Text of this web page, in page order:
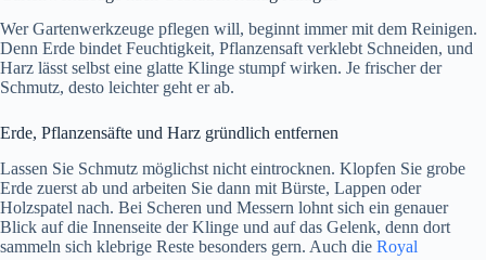
Wer Gartenwerkzeuge pflegen will, beginnt immer mit dem Reinigen.
Denn Erde bindet Feuchtigkeit, Pflanzensaft verklebt Schneiden, und
Harz lässt selbst eine glatte Klinge stumpf wirken. Je frischer der
Schmutz, desto leichter geht er ab.
Erde, Pflanzensäfte und Harz gründlich entfernen
Lassen Sie Schmutz möglichst nicht eintrocknen. Klopfen Sie grobe
Erde zuerst ab und arbeiten Sie dann mit Bürste, Lappen oder
Holzspatel nach. Bei Scheren und Messern lohnt sich ein genauer
Blick auf die Innenseite der Klinge und auf das Gelenk, denn dort
sammeln sich klebrige Reste besonders gern. Auch die Royal